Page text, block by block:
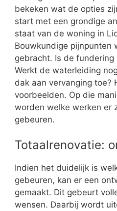
bekeken wat de opties
start met een grondige
staat van de woning in
Bouwkundige pijnpunten
gebracht. Is de
Werkt de waterleiding
dak aan vervanging toe?
voorbeelden. Op die
worden welke werken er
gebeuren.
Totaalrenovatie:
Indien het duidelijk is
gebeuren, kan er een
gemaakt. Dit gebeurt
wensen. Daarbij wordt